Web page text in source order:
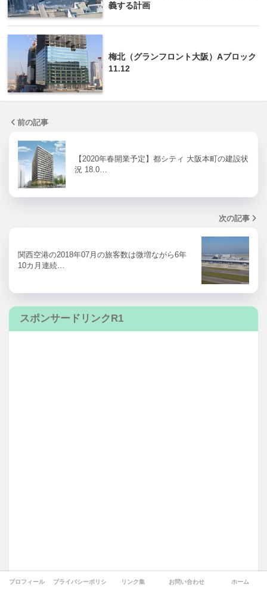
義する計画
梅北（グランフロント大阪）Aブロック
11.12
前の記事
【2020年春開業予定】都シティ 大阪本町の建設状
況 18.0…
次の記事
関西空港の2018年07月の旅客数は微増ながら6年
10カ月連続…
スポンサードリンクR1
プロフィール プライバシーポリシー リンク集 お問い合わせ ホーム